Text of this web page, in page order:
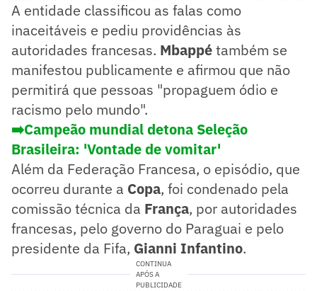
A entidade classificou as falas como
inaceitáveis e pediu providências às
autoridades francesas. Mbappétambém se
manifestou publicamente e afirmou que não
permitirá que pessoas "propaguem ódio e
racismo pelo mundo".
➡️Campeão mundial detona Seleção
Brasileira: 'Vontade de vomitar'
Além da Federação Francesa, o episódio, que
ocorreu durante a Copa, foi condenado pela
comissão técnica da França, por autoridades
francesas, pelo governo do Paraguai e pelo
presidente da Fifa, Gianni Infantino.
CONTINUA
APÓS A
PUBLICIDADE